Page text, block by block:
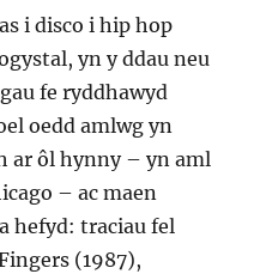
i disco i hip hop
yn y ddau neu
fe ryddhawyd
oedd amlwg yn
ar ôl hynny – yn aml
– ac maen
hefyd: traciau fel
(1987),